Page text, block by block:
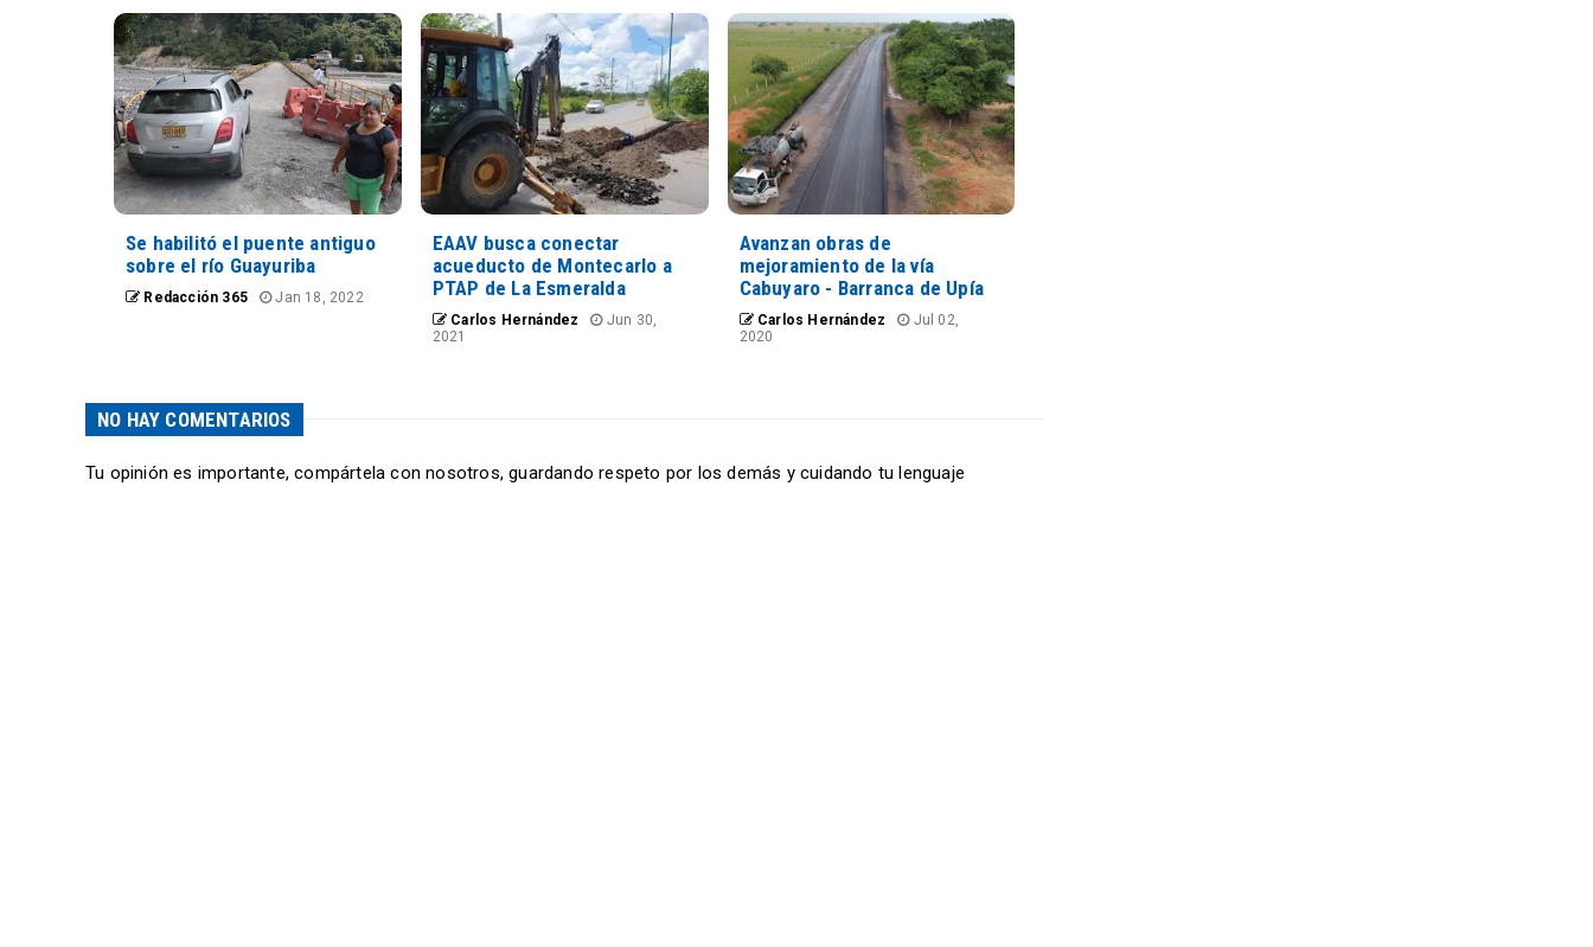
Se habilitó el puente antiguo
sobre el río Guayuriba
Redacción 365 Jan 18, 2022
EAAV busca conectar
acueducto de Montecarlo a
PTAP de La Esmeralda
Carlos Hernández
Jun 30,
2021
Avanzan obras de
mejoramiento de la vía
Cabuyaro - Barranca de Upía
Carlos Hernández
Jul 02,
2020
NO HAY COMENTARIOS
Tu opinión es importante, compártela con nosotros, guardando respeto por los demás y cuidando tu lenguaje